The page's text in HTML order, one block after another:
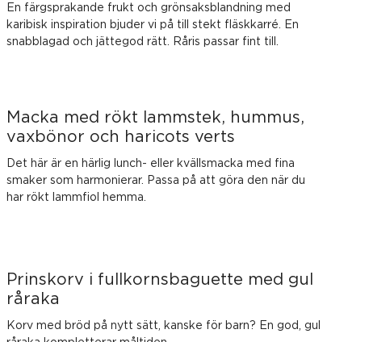
En färgsprakande frukt och grönsaksblandning med
karibisk inspiration bjuder vi på till stekt fläskkarré. En
snabblagad och jättegod rätt. Råris passar fint till.
Macka med rökt lammstek, hummus,
vaxbönor och haricots verts
Det här är en härlig lunch- eller kvällsmacka med fina
smaker som harmonierar. Passa på att göra den när du
har rökt lammfiol hemma.
Prinskorv i fullkornsbaguette med gul
råraka
Korv med bröd på nytt sätt, kanske för barn? En god, gul